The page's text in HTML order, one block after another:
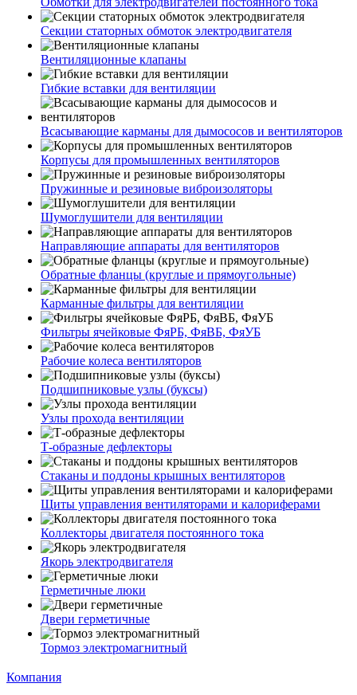
Секции статорных обмоток электродвигателя
Вентиляционные клапаны
Гибкие вставки для вентиляции
Всасывающие карманы для дымососов и вентиляторов
Корпусы для промышленных вентиляторов
Пружинные и резиновые виброизоляторы
Шумоглушители для вентиляции
Направляющие аппараты для вентиляторов
Обратные фланцы (круглые и прямоугольные)
Карманные фильтры для вентиляции
Фильтры ячейковые ФяРБ, ФяВБ, ФяУБ
Рабочие колеса вентиляторов
Подшипниковые узлы (буксы)
Узлы прохода вентиляции
Т-образные дефлекторы
Стаканы и поддоны крышных вентиляторов
Щиты управления вентиляторами и калориферами
Коллекторы двигателя постоянного тока
Якорь электродвигателя
Герметичные люки
Двери герметичные
Тормоз электромагнитный
Компания